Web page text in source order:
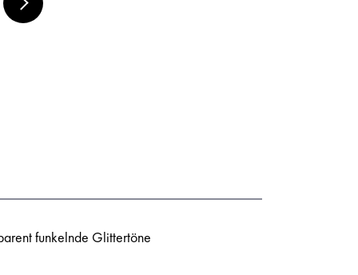
funkelnde Glittertöne